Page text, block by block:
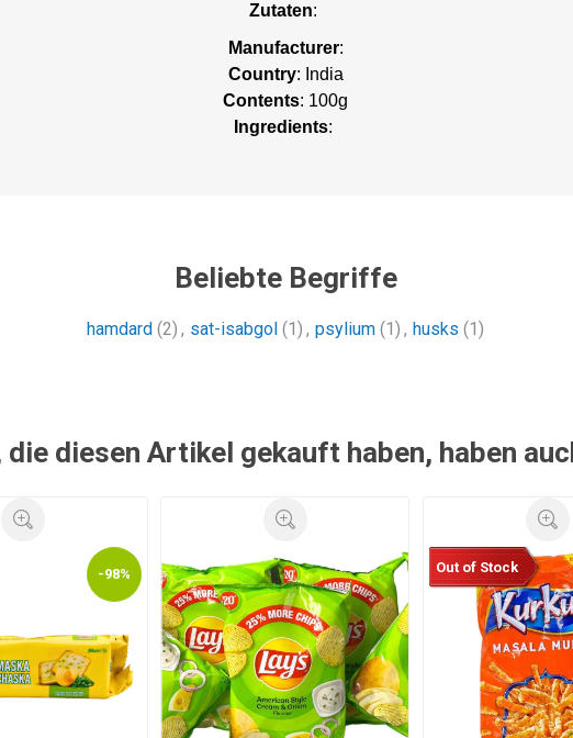
Zutaten:
Manufacturer:
Country: India
Contents: 100g
Ingredients:
Beliebte Begriffe
hamdard (2) , sat-isabgol (1) , psylium (1) , husks (1)
die diesen Artikel gekauft haben, haben
-98% Out of Stock